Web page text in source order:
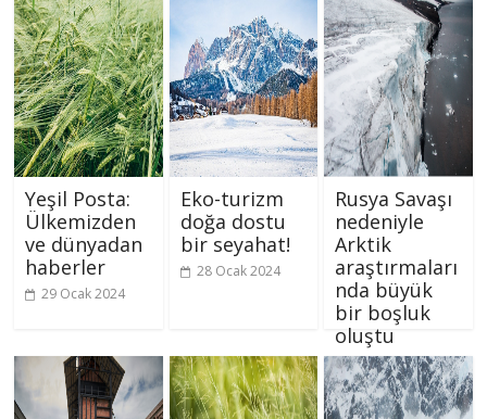
Yeşil Posta:
Ülkemizden
ve dünyadan
haberler
29 Ocak 2024
Eko-turizm
doğa dostu
bir seyahat!
28 Ocak 2024
Rusya Savaşı
nedeniyle
Arktik
araştırmaları
nda büyük
bir boşluk
oluştu
26 Ocak 2024